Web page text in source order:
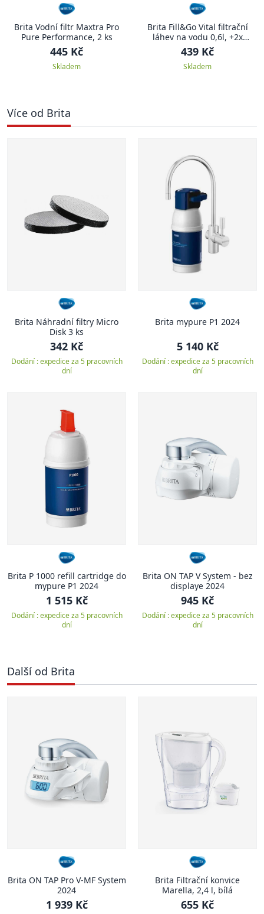
Brita Vodní filtr Maxtra Pro
Pure Performance, 2 ks
445 Kč
Skladem
Brita Fill&Go Vital filtrační
láhev na vodu 0,6l, +2x
microdisc, zelená, 2024
439 Kč
Skladem
Více od Brita
Brita Náhradní filtry Micro
Disk 3 ks
342 Kč
Dodání : expedice za 5 pracovních
dní
Brita mypure P1 2024
5 140 Kč
Dodání : expedice za 5 pracovních
dní
Brita P 1000 refill cartridge do
mypure P1 2024
1 515 Kč
Dodání : expedice za 5 pracovních
dní
Brita ON TAP V System - bez
displaye 2024
945 Kč
Dodání : expedice za 5 pracovních
dní
Další od Brita
Brita ON TAP Pro V-MF System
2024
1 939 Kč
Brita Filtrační konvice
Marella, 2,4 l, bílá
655 Kč